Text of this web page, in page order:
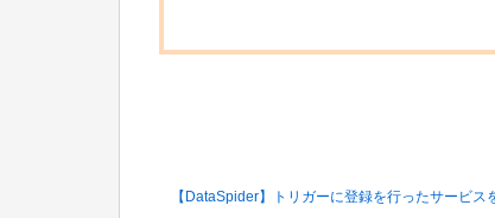
【DataSpider】トリガーに登録を行ったサービ